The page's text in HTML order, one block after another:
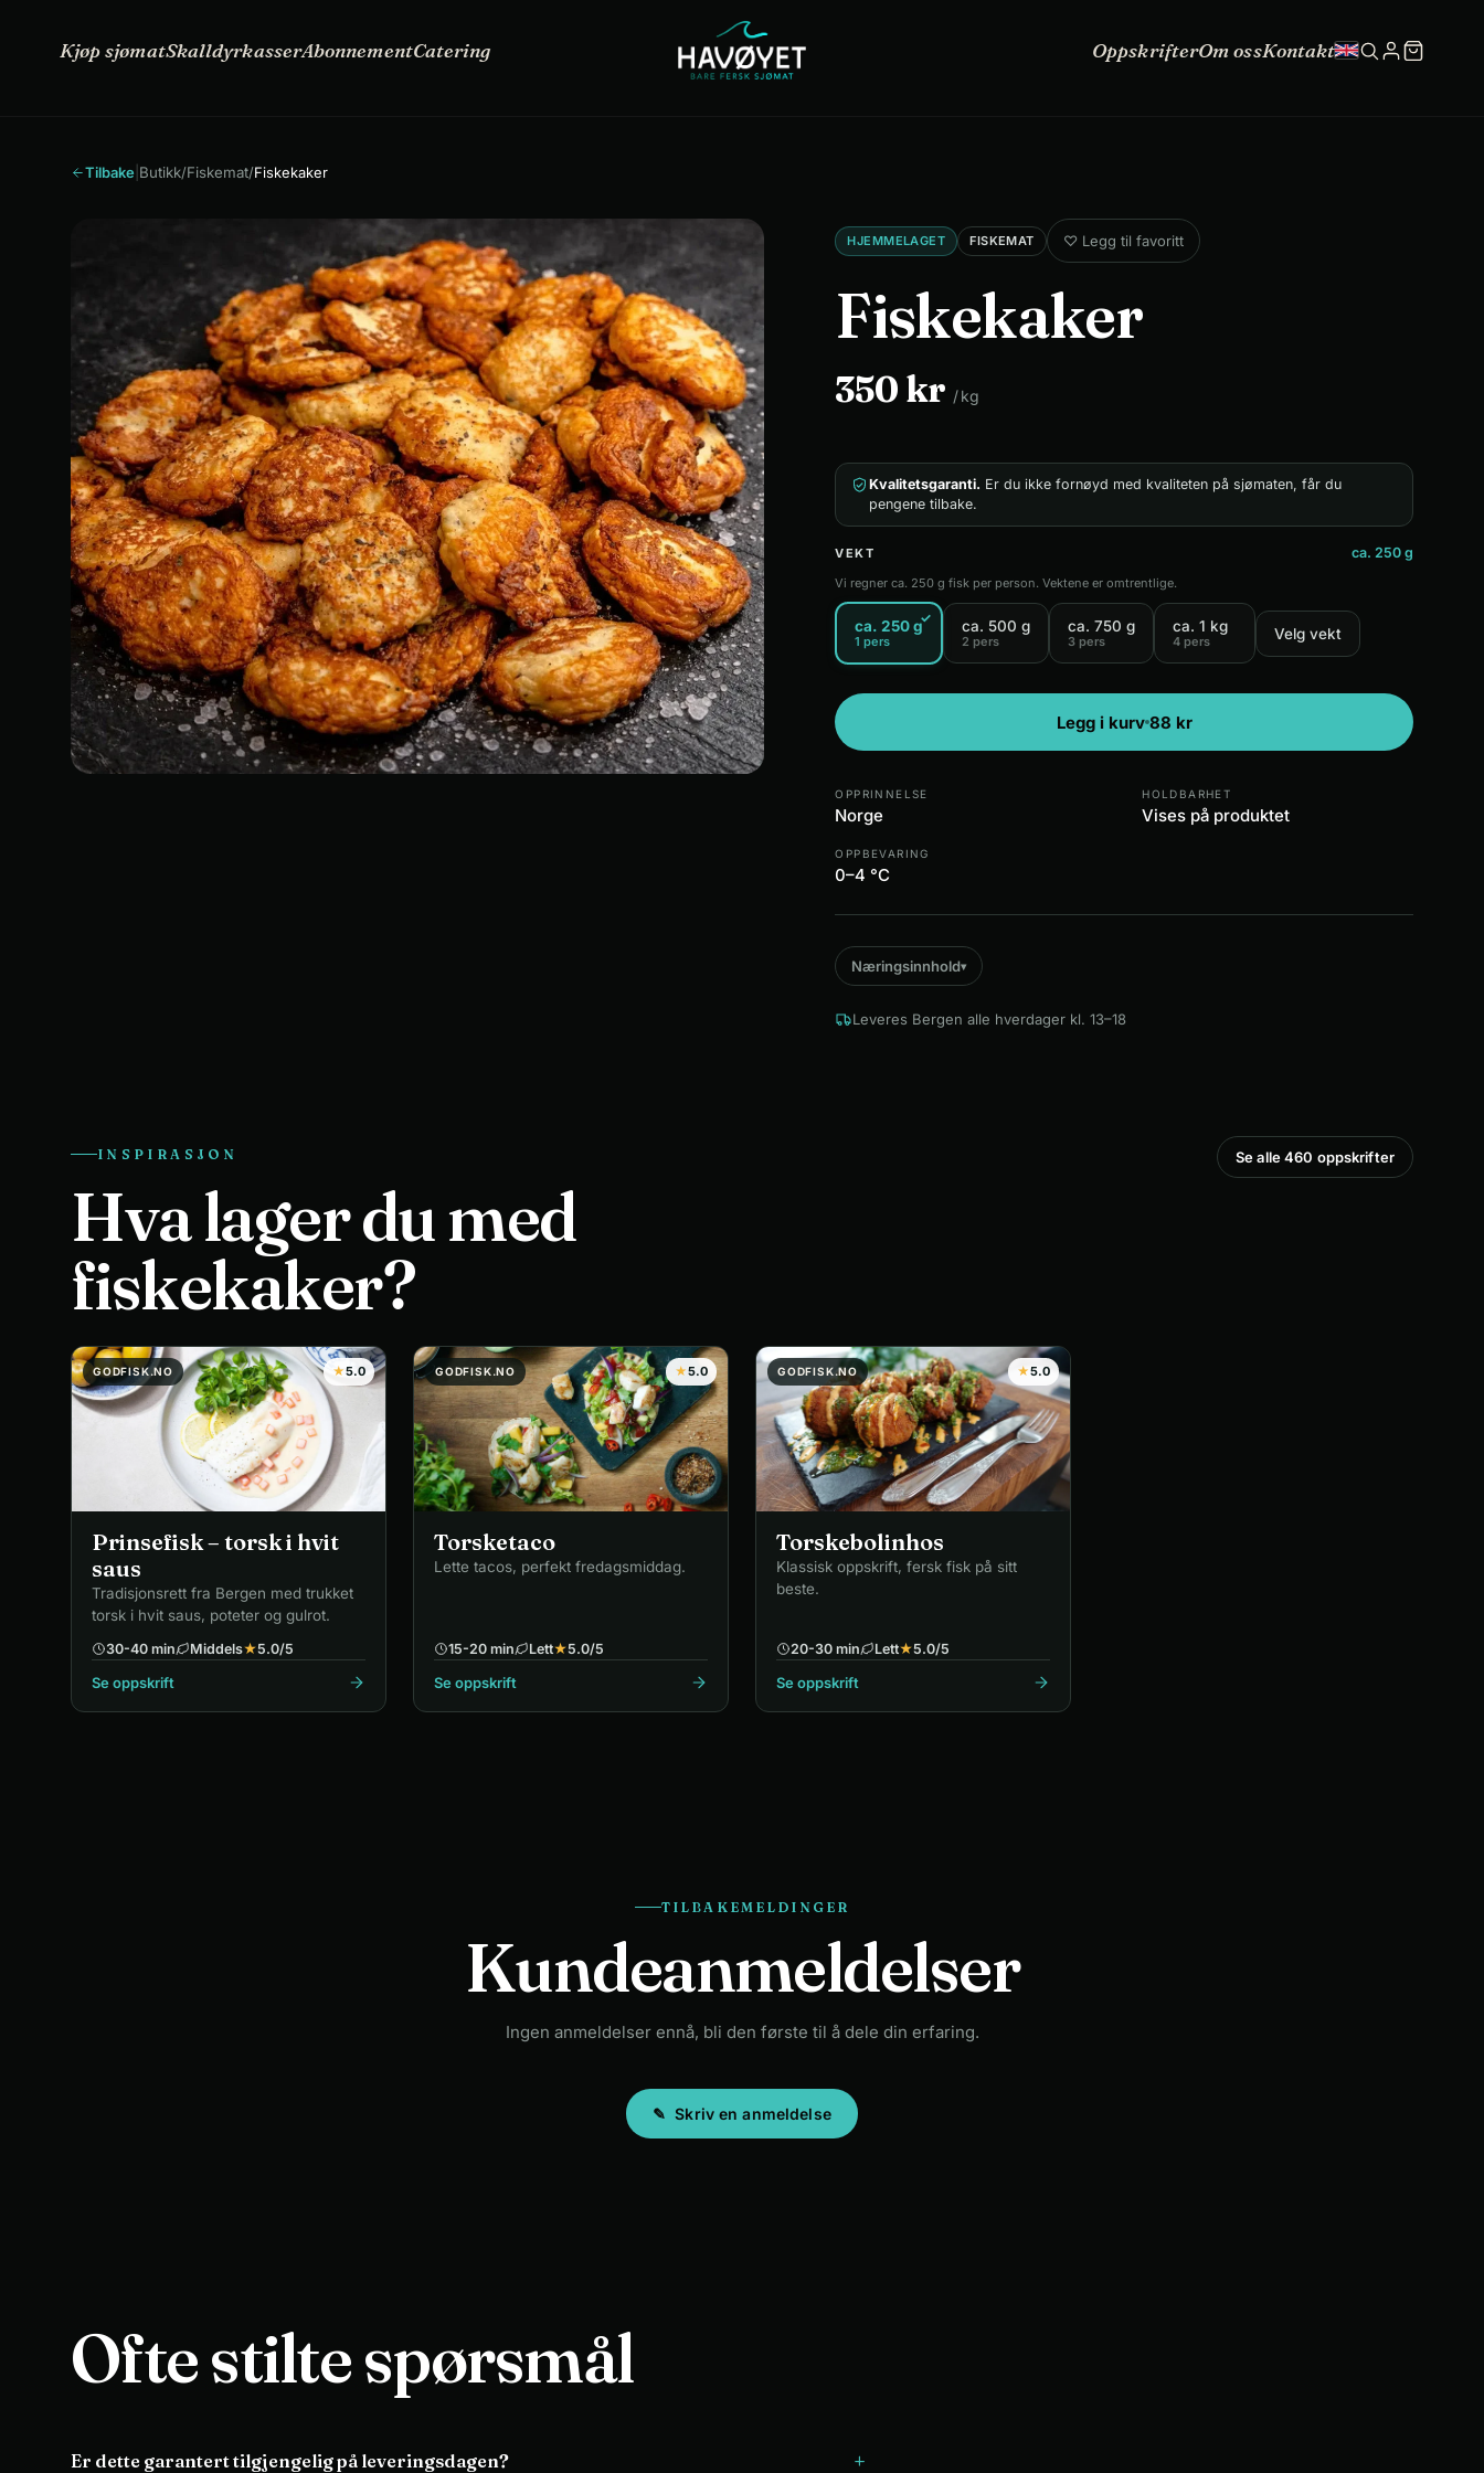
sjømat
Tilbake Butikk/Fiskemat/Fiskekaker
HJEMMELAGET FISKEMAT ♡ Legg til favoritt
Fiskekaker
350 kr /kg
Kvalitetsgaranti. Er du ikke fornøyd med kvaliteten på sjømaten, får du
pengene tilbake.
VEKT ca. 250 g
Vi regner ca. 250 g fisk per person. Vektene er omtrentlige.
ca. 250 g
1 pers
✓ ca. 500 g
2 pers
ca. 750 g
3 pers
ca. 1 kg
4 pers Velg vekt
Legg i kurv 88 kr
OPPRINNELSE
Norge
HOLDBARHET
Vises på produktet
OPPBEVARING
0–4 °C
Næringsinnhold▾
Leveres Bergen alle hverdager kl. 13–18
INSPIRASJON
Hva lager du med
fiskekaker?
Se alle 460 oppskrifter
GODFISK.NO ★5.0
Prinsefisk – torsk i hvit
saus
Tradisjonsrett fra Bergen med trukket
torsk i hvit saus, poteter og gulrot.
30-40 min Middels★5.0/5
Se oppskrift
GODFISK.NO ★5.0
Torsketaco
Lette tacos, perfekt fredagsmiddag.
15-20 min Lett★5.0/5
Se oppskrift
GODFISK.NO ★5.0
Torskebolinhos
Klassisk oppskrift, fersk fisk på sitt
beste.
20-30 min Lett★5.0/5
Se oppskrift
TILBAKEMELDINGER
Kundeanmeldelser
Ingen anmeldelser ennå, bli den første til å dele din erfaring.
✎ Skriv en anmeldelse
Ofte stilte spørsmål
Er dette garantert tilgjengelig på leveringsdagen? +
Kjøp sjømatSkalldyrkasserAbonnementCatering OppskrifterOm ossKontakt